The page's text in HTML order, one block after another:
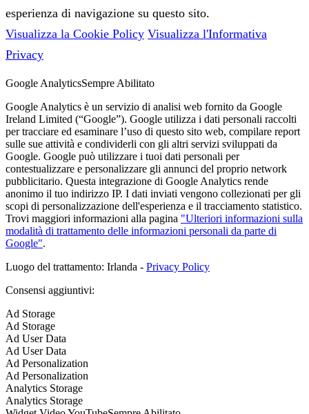
esperienza di navigazione su questo sito.
Visualizza la Cookie Policy Visualizza l'Informativa
Privacy
Google AnalyticsSempre Abilitato
Google Analytics è un servizio di analisi web fornito da Google
Ireland Limited (“Google”). Google utilizza i dati personali raccolti
per tracciare ed esaminare l’uso di questo sito web, compilare report
sulle sue attività e condividerli con gli altri servizi sviluppati da
Google. Google può utilizzare i tuoi dati personali per
contestualizzare e personalizzare gli annunci del proprio network
pubblicitario. Questa integrazione di Google Analytics rende
anonimo il tuo indirizzo IP. I dati inviati vengono collezionati per gli
scopi di personalizzazione dell'esperienza e il tracciamento statistico.
Trovi maggiori informazioni alla pagina "Ulteriori informazioni sulla
modalità di trattamento delle informazioni personali da parte di
Google".
Luogo del trattamento: Irlanda - Privacy Policy
Consensi aggiuntivi:
Ad Storage
Ad Storage
Ad User Data
Ad User Data
Ad Personalization
Ad Personalization
Analytics Storage
Analytics Storage